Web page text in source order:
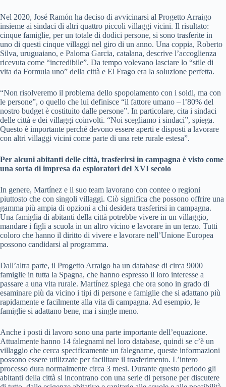
Nel 2020, José Ramón ha deciso di avvicinarsi al Progetto Arraigo
insieme ai sindaci di altri quattro piccoli villaggi vicini. Il risultato:
cinque famiglie, per un totale di dodici persone, si sono trasferite in
uno di questi cinque villaggi nel giro di un anno. Una coppia, Roberto
Silva, uruguaiano, e Paloma Garcia, catalana, descrive l’accoglienza
ricevuta come “incredibile”. Da tempo volevano lasciare lo “stile di
vita da Formula uno” della città e El Frago era la soluzione perfetta.
“Non risolveremo il problema dello spopolamento con i soldi, ma con
le persone”, o quello che lui definisce “il fattore umano – l’80% del
nostro budget è costituito dalle persone”. In particolare, cita i sindaci
delle città e dei villaggi coinvolti. “Noi scegliamo i sindaci”, spiega.
Questo è importante perché devono essere aperti e disposti a lavorare
con altri villaggi vicini come parte di una rete rurale estesa”.
Per alcuni abitanti delle città, trasferirsi in campagna è visto come
una sorta di impresa da esploratori del XVI secolo
In genere, Martínez e il suo team lavorano con contee o regioni
piuttosto che con singoli villaggi. Ciò significa che possono offrire una
gamma più ampia di opzioni a chi desidera trasferirsi in campagna.
Una famiglia di abitanti della città potrebbe vivere in un villaggio,
mandare i figli a scuola in un altro vicino e lavorare in un terzo. Tutti
coloro che hanno il diritto di vivere e lavorare nell’Unione Europea
possono candidarsi al programma.
Dall’altra parte, il Progetto Arraigo ha un database di circa 9000
famiglie in tutta la Spagna, che hanno espresso il loro interesse a
passare a una vita rurale. Martínez spiega che ora sono in grado di
esaminare più da vicino i tipi di persone e famiglie che si adattano più
rapidamente e facilmente alla vita di campagna. Ad esempio, le
famiglie si adattano bene, ma i single meno.
Anche i posti di lavoro sono una parte importante dell’equazione.
Attualmente hanno 14 falegnami nel loro database, quindi se c’è un
villaggio che cerca specificamente un falegname, queste informazioni
possono essere utilizzate per facilitare il trasferimento. L’intero
processo dura normalmente circa 3 mesi. Durante questo periodo gli
abitanti della città si incontrano con una serie di persone per discutere